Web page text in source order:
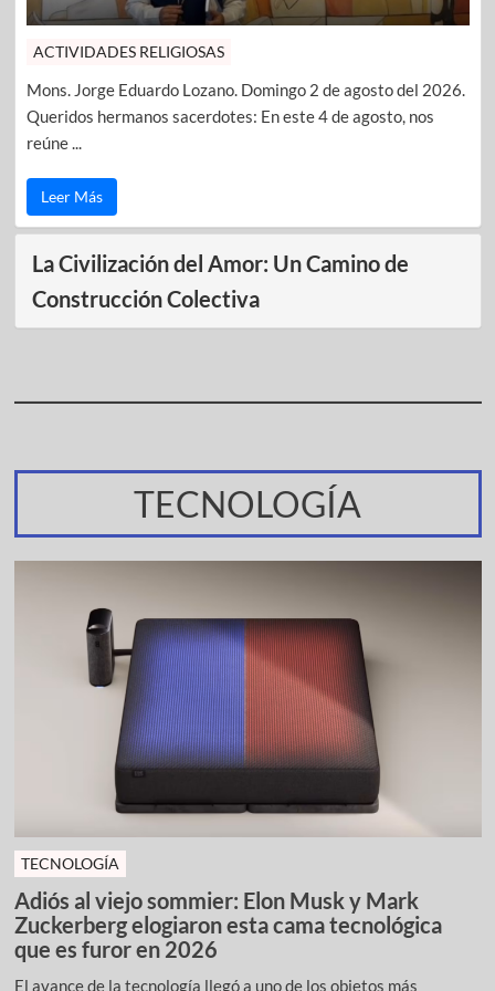
ACTIVIDADES RELIGIOSAS
Mons. Jorge Eduardo Lozano. Domingo 2 de agosto del 2026.
Queridos hermanos sacerdotes: En este 4 de agosto, nos
reúne ...
Leer Más
La Civilización del Amor: Un Camino de
Construcción Colectiva
TECNOLOGÍA
TECNOLOGÍA
Adiós al viejo sommier: Elon Musk y Mark
Zuckerberg elogiaron esta cama tecnológica
que es furor en 2026
El avance de la tecnología llegó a uno de los objetos más